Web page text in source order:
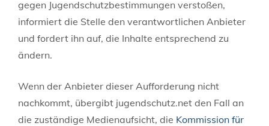
gegen Jugendschutzbestimmungen verstoßen,
informiert die Stelle den verantwortlichen Anbieter
und fordert ihn auf, die Inhalte entsprechend zu
ändern.
Wenn der Anbieter dieser Aufforderung nicht
nachkommt, übergibt jugendschutz.net den Fall an
die zuständige Medienaufsicht, die Kommission für